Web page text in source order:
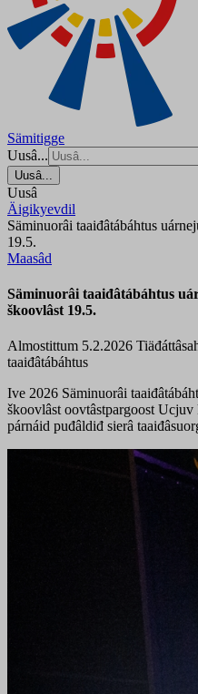
Sämitigge
Uusâ...
Uusâ...
Uusâ
Äigikyevdil
Säminuorâi taaiđâtábáhtus
19.5.
Maasâd
Säminuorâi taaiđâtábáhtus
škoovlâst 19.5.
Almostittum 5.2.2026
taaiđâtábáhtus
Ive 2026 Säminuorâi
škoovlâst oovtâstpargoost
párnáid puđâldiđ sierâ